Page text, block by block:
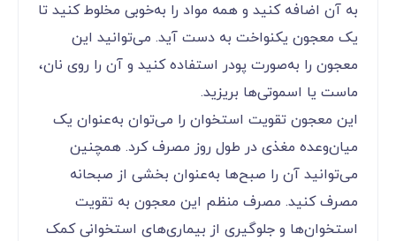
به آن اضافه کنید و همه مواد را به‌خوبی مخلوط کنید تا
یک معجون یکنواخت به دست آید. می‌توانید این
معجون را به‌صورت پودر استفاده کنید و آن را روی نان،
ماست یا اسموتی‌ها بریزید.
این معجون تقویت استخوان را می‌توان به‌عنوان یک
میان‌وعده مغذی در طول روز مصرف کرد. همچنین
می‌توانید آن را صبح‌ها به‌عنوان بخشی از صبحانه
مصرف کنید. مصرف منظم این معجون به تقویت
استخوان‌ها و جلوگیری از بیماری‌های استخوانی کمک